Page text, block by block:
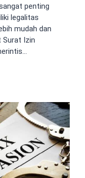
penting
legalitas
mudah dan
Surat Izin